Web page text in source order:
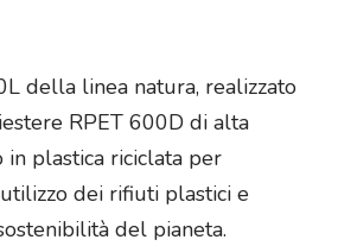
della linea natura, realizzato
RPET 600D di alta
plastica riciclata per
dei rifiuti plastici e
del pianeta.